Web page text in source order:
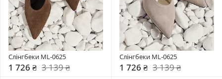
Слінгбеки ML-0625
1 726 ₴ 3 139 ₴
Слінгбеки ML-0625
1 726 ₴ 3 139 ₴